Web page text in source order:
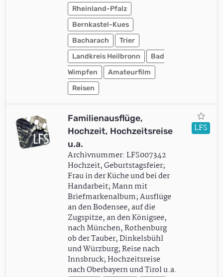
Rheinland-Pfalz
Bernkastel-Kues
Bacharach
Trier
Landkreis Heilbronn
Bad
Wimpfen
Amateurfilm
Reisen
Familienausflüge,
Hochzeit, Hochzeitsreise
u.a.
Archivnummer: LFS007342
Hochzeit, Geburtstagsfeier;
Frau in der Küche und bei der
Handarbeit; Mann mit
Briefmarkenalbum; Ausflüge
an den Bodensee, auf die
Zugspitze, an den Königsee,
nach München, Rothenburg
ob der Tauber, Dinkelsbühl
und Würzburg; Reise nach
Innsbruck; Hochzeitsreise
nach Oberbayern und Tirol u.a.
LFS